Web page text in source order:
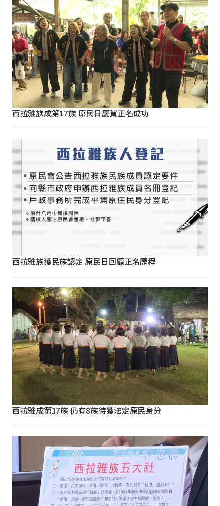
西拉雅族成第17族 原民日慶賀正名成功
西拉雅族獲民族認定 原民日回顧正名歷程
西拉雅成第17族 仍有8族待獲法定原民身分